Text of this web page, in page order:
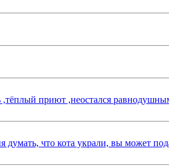
приют ,неостался
что кота украли, вы может